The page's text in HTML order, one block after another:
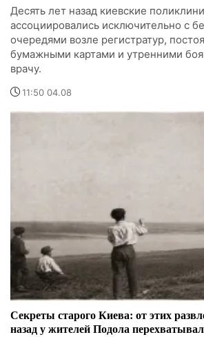
Десять лет назад киевские
ассоциировались исключительно с
очередями возле регистратур,
бумажными картами и утренними
врачу.
11:50 04.08
Секреты старого Киева: от этих
назад у жителей Подола